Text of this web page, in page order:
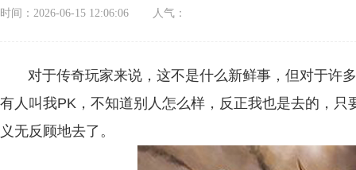
时间：2026-06-15 12:06:06 人气：
对于传奇玩家来说，这不是什么新鲜事，但对于许
有人叫我PK，不知道别人怎么样，反正我也是去的，
义无反顾地去了。